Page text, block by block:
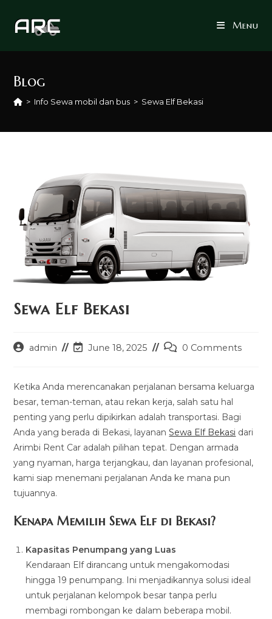
Menu
Blog
> Info Sewa mobil dan bus > Sewa Elf Bekasi
Sewa Elf Bekasi
Postadmin
PostJune 18, 2025
Post0 Comments
Ketika Anda merencanakan perjalanan bersama keluarga
besar, teman-teman, atau rekan kerja, salah satu hal
penting yang perlu dipikirkan adalah transportasi. Bagi
Anda yang berada di Bekasi, layananSewa Elf Bekasi dari
Arimbi Rent Car adalah pilihan tepat. Dengan armada
yang nyaman, harga terjangkau, dan layanan profesional,
kami siap menemani perjalanan Anda ke mana pun
tujuannya.
Kenapa Memilih Sewa Elf di Bekasi?
Kapasitas Penumpang yang Luas
Kendaraan Elf dirancang untuk mengakomodasi
hingga 19 penumpang. Ini menjadikannya solusi ideal
untuk perjalanan kelompok besar tanpa perlu
membagi rombongan ke dalam beberapa mobil.